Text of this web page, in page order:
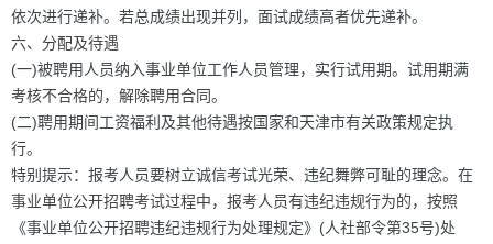
依次进行递补。若总成绩出现并列，面试成绩高者优先递补。
六、分配及待遇
(一)被聘用人员纳入事业单位工作人员管理，实行试用期。试用期满
考核不合格的，解除聘用合同。
(二)聘用期间工资福利及其他待遇按国家和天津市有关政策规定执
行。
特别提示：报考人员要树立诚信考试光荣、违纪舞弊可耻的理念。在
事业单位公开招聘考试过程中，报考人员有违纪违规行为的，按照
《事业单位公开招聘违纪违规行为处理规定》(人社部令第35号)处